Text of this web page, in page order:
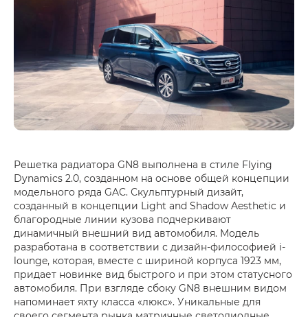
Решетка радиатора GN8 выполнена в стиле Flying
Dynamics 2.0, созданном на основе общей концепции
модельного ряда GAC. Скульптурный дизайт,
созданный в концепции Light and Shadow Aesthetic и
благородные линии кузова подчеркивают
динамичный внешний вид автомобиля. Модель
разработана в соответствии с дизайн-философией i-
lounge, которая, вместе с шириной корпуса 1923 мм,
придает новинке вид быстрого и при этом статусного
автомобиля. При взгляде сбоку GN8 внешним видом
напоминает яхту класса «люкс». Уникальные для